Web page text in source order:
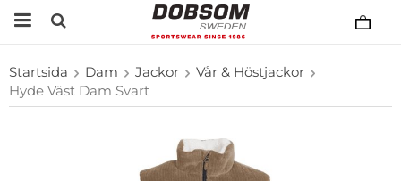
Startsida Dam Jackor
Vår & Höstjackor
Hyde Väst Dam Svart